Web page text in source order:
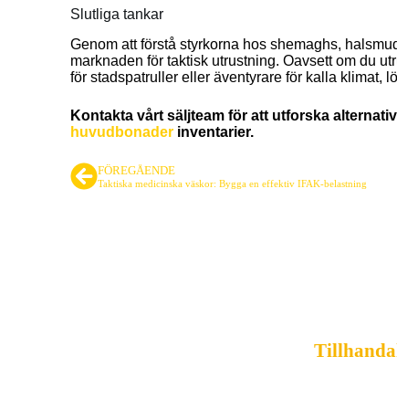
Slutliga tankar
Genom att förstå styrkorna hos shemaghs,
marknaden för taktisk utrustning. Oavsett om du
för stadspatruller eller äventyrare för kalla klimat,
Kontakta vårt säljteam för att utforska
huvudbonader inventarier.
FÖREGÅENDE
Taktiska medicinska väskor: Bygga en effektiv IFAK-belastning